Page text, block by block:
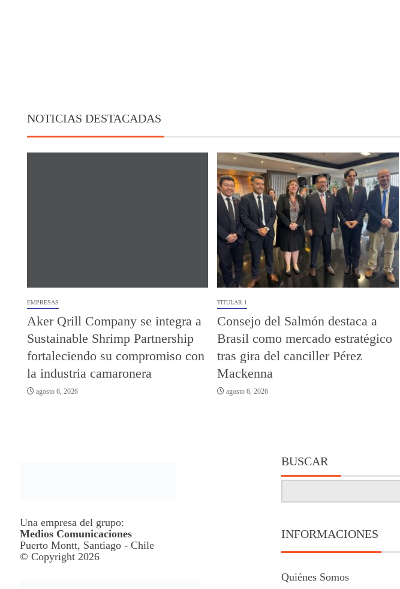
NOTICIAS DESTACADAS
EMPRESAS
Aker Qrill Company se integra a
Sustainable Shrimp Partnership
fortaleciendo su compromiso con
la industria camaronera
agosto 6, 2026
TITULAR 1
Consejo del Salmón destaca a
Brasil como mercado estratégico
tras gira del canciller Pérez
Mackenna
agosto 6, 2026
Una empresa del grupo:
Medios Comunicaciones
Puerto Montt, Santiago - Chile
© Copyright 2026
BUSCAR
INFORMACIONES
Quiénes Somos